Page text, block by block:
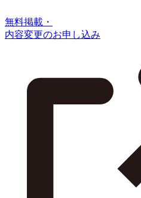
無料掲載・
内容変更のお申し込み